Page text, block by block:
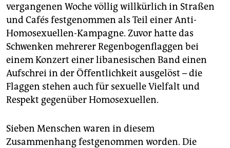
vergangenen Woche völlig willkürlich in Straßen
und Cafés festgenommen als Teil einer Anti-
Homosexuellen-Kampagne. Zuvor hatte das
Schwenken mehrerer Regenbogenflaggen bei
einem Konzert einer libanesischen Band einen
Aufschrei in der Öffentlichkeit ausgelöst – die
Flaggen stehen auch für sexuelle Vielfalt und
Respekt gegenüber Homosexuellen.
Sieben Menschen waren in diesem
Zusammenhang festgenommen worden. Die